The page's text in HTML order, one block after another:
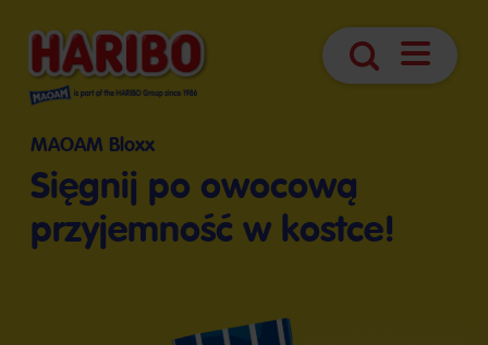
Szukaj
Otwórz
MAOAM Bloxx
Sięgnij po owocową
przyjemność w kostce!